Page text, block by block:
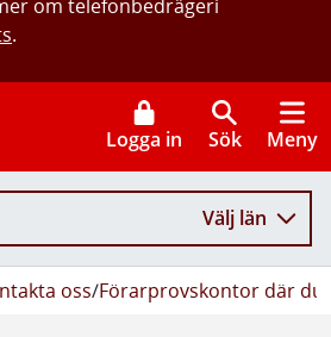
om telefonbedrägeri
.
Logga in Sök Meny
Välj län
oss/Förarprovskontor där du